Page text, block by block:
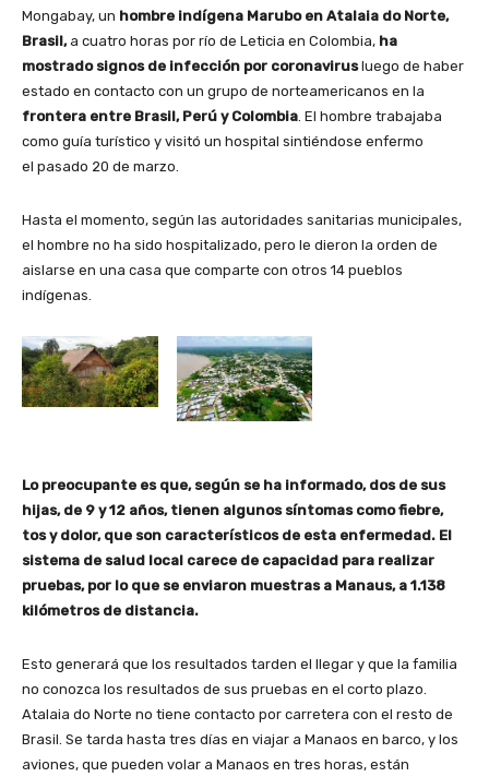
Mongabay, un hombre indígena Marubo en Atalaia do Norte,
Brasil,a cuatro horas por río de Leticia en Colombia, ha
mostrado signos de infección por coronavirusluego de haber
estado en contacto con un grupo de norteamericanos en la
frontera entre Brasil, Perú y Colombia . El hombre trabajaba
como guía turístico y visitó un hospital sintiéndose enfermo
el pasado 20 de marzo.
Hasta el momento, según las autoridades sanitarias municipales,
el hombre no ha sido hospitalizado, pero le dieron la orden de
aislarse en una casa que comparte con otros 14 pueblos
indígenas.
Lo preocupante es que, según se ha informado, dos de sus
hijas, de 9 y 12 años, tienen algunos síntomas como fiebre,
tos y dolor, que son característicos de esta enfermedad. El
sistema de salud local carece de capacidad para realizar
pruebas, por lo que se enviaron muestras a Manaus, a 1.138
kilómetros de distancia.
Esto generará que los resultados tarden el llegar y que la familia
no conozca los resultados de sus pruebas en el corto plazo.
Atalaia do Norte no tiene contacto por carretera con el resto de
Brasil. Se tarda hasta tres días en viajar a Manaos en barco, y los
aviones, que pueden volar a Manaos en tres horas, están